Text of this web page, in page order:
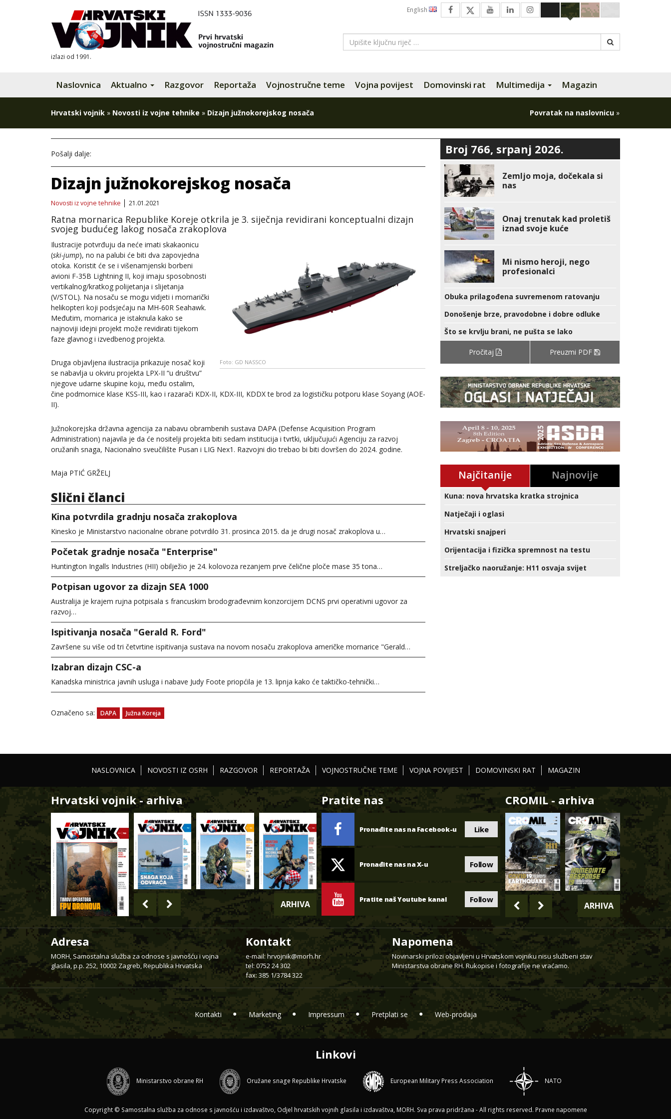
izlazi od 1991.
English
Naslovnica Aktualno Razgovor Reportaža Vojnostručne teme Vojna povijest Domovinski rat Multimedija Magazin
Hrvatski vojnik » Novosti iz vojne tehnike » Dizajn južnokorejskog nosača Povratak na naslovnicu »
Pošalji dalje:
Dizajn južnokorejskog nosača
Novosti iz vojne tehnike 21.01.2021
Ratna mornarica Republike Koreje otkrila je 3. siječnja revidirani konceptualni dizajn
svojeg budućeg lakog nosača zrakoplova
Foto: GD NASSCO
Ilustracije potvrđuju da neće imati skakaonicu
(ski-jump), no na palubi će biti dva zapovjedna
otoka. Koristit će se i višenamjenski borbeni
avioni F-35B Lightning II, koji imaju sposobnosti
vertikalnog/kratkog polijetanja i slijetanja
(V/STOL). Na nosaču se mogu vidjeti i mornarički
helikopteri koji podsjećaju na MH-60R Seahawk.
Međutim, mornarica je istaknula kako se
najnoviji idejni projekt može revidirati tijekom
faze glavnog i izvedbenog projekta.
Druga objavljena ilustracija prikazuje nosač koji
se nabavlja u okviru projekta LPX-II “u društvu”
njegove udarne skupine koju, među ostalim,
čine podmornice klase KSS-III, kao i razarači KDX-II, KDX-III, KDDX te brod za logističku potporu klase Soyang (AOE-
II).
Južnokorejska državna agencija za nabavu obrambenih sustava DAPA (Defense Acquisition Program
Administration) najavila je da će nositelji projekta biti sedam institucija i tvrtki, uključujući Agenciju za razvoj
oružanih snaga, Nacionalno sveučilište Pusan i LIG Nex1. Razvojni dio trebao bi biti dovršen do 2024. godine.
Maja PTIĆ GRŽELJ
Slični članci
Kina potvrdila gradnju nosača zrakoplova
Kinesko je Ministarstvo nacionalne obrane potvrdilo 31. prosinca 2015. da je drugi nosač zrakoplova u…
Početak gradnje nosača "Enterprise"
Huntington Ingalls Industries (HII) obilježio je 24. kolovoza rezanjem prve čelične ploče mase 35 tona…
Potpisan ugovor za dizajn SEA 1000
Australija je krajem rujna potpisala s francuskim brodograđevnim konzorcijem DCNS prvi operativni ugovor za
razvoj…
Ispitivanja nosača "Gerald R. Ford"
Završene su više od tri četvrtine ispitivanja sustava na novom nosaču zrakoplova američke mornarice "Gerald…
Izabran dizajn CSC-a
Kanadska ministrica javnih usluga i nabave Judy Foote priopćila je 13. lipnja kako će taktičko-tehnički…
Označeno sa: DAPA Južna Koreja
Broj 766, srpanj 2026.
Zemljo moja, dočekala si
nas
Onaj trenutak kad proletiš
iznad svoje kuće
Mi nismo heroji, nego
profesionalci
Obuka prilagođena suvremenom ratovanju
Donošenje brze, pravodobne i dobre odluke
Što se krvlju brani, ne pušta se lako
Pročitaj Preuzmi PDF
Najčitanije Najnovije
Kuna: nova hrvatska kratka strojnica
Natječaji i oglasi
Hrvatski snajperi
Orijentacija i fizička spremnost na testu
Streljačko naoružanje: H11 osvaja svijet
NASLOVNICA NOVOSTI IZ OSRH RAZGOVOR REPORTAŽA VOJNOSTRUČNE TEME VOJNA POVIJEST DOMOVINSKI RAT MAGAZIN
Hrvatski vojnik - arhiva
ARHIVA
Pratite nas
Pronađite nas na Facebook-u Like
Pronađite nas na X-u Follow
Pratite naš Youtube kanal Follow
CROMIL - arhiva
ARHIVA
Adresa
MORH, Samostalna služba za odnose s javnošću i vojna
glasila, p.p. 252, 10002 Zagreb, Republika Hrvatska
Kontakt
e-mail:hrvojnik@morh.hr
tel: 0752 24 302
fax: 385 1/3784 322
Napomena
Novinarski prilozi objavljeni u Hrvatskom vojniku nisu službeni stav
Ministarstva obrane RH. Rukopise i fotografije ne vraćamo.
Kontakti Marketing Impressum Pretplati se Web-prodaja
Linkovi
Ministarstvo obrane RH Oružane snage Republike Hrvatske European Military Press Association NATO
Copyright © Samostalna služba za odnose s javnošću i izdavaštvo, Odjel hrvatskih vojnih glasila i izdavaštva, MORH. Sva prava pridržana - All rights reserved. Pravne napomene